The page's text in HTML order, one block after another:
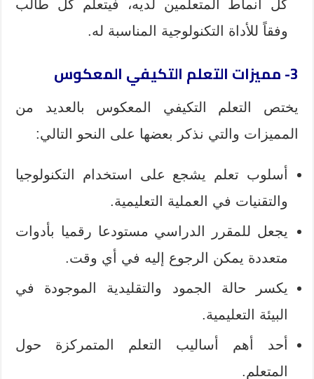
كل أنماط المتعلمين لديه، فيتعلم كل طالب
وفقاً للأداة التكنولوجية المناسبة له.
3- مميزات التعلم التكيفي المعكوس
يختص التعلم التكيفي المعكوس بالعديد من
المميزات والتي نذكر بعضها على النحو التالي:
أسلوب تعلم يشجع على استخدام التكنولوجيا
والتقنيات في العملية التعليمية.
يجعل للمقرر الدراسي مستودعا رقميا بأدوات
متعددة يمكن الرجوع إليه في أي وقت.
يكسر حالة الجمود والتقليدية الموجودة في
البيئة التعليمية.
أحد أهم أساليب التعلم المتمركزة حول
المتعلم.